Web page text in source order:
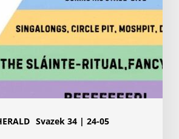
Svazek 34 | 24-05